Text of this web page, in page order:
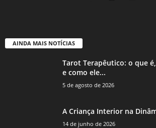
AINDA MAIS NOTÍCIAS
Tarot Terapêutico: o que
e como ele...
5 de agosto de 2026
A Criança Interior na
14 de junho de 2026